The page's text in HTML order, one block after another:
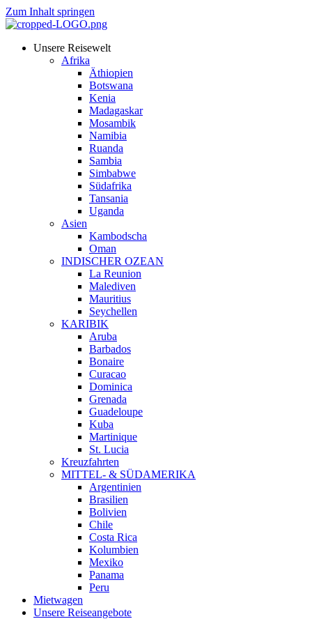
Zum Inhalt springen
Unsere Reisewelt
Afrika
Äthiopien
Botswana
Kenia
Madagaskar
Mosambik
Namibia
Ruanda
Sambia
Simbabwe
Südafrika
Tansania
Uganda
Asien
Kambodscha
Oman
INDISCHER OZEAN
La Reunion
Malediven
Mauritius
Seychellen
KARIBIK
Aruba
Barbados
Bonaire
Curacao
Dominica
Grenada
Guadeloupe
Kuba
Martinique
St. Lucia
Kreuzfahrten
MITTEL- & SÜDAMERIKA
Argentinien
Brasilien
Bolivien
Chile
Costa Rica
Kolumbien
Mexiko
Panama
Peru
Mietwagen
Unsere Reiseangebote